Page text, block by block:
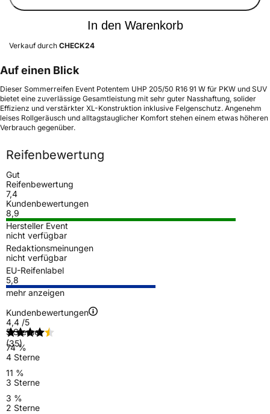
In den Warenkorb
Verkauf durch CHECK24
Auf einen Blick
Dieser Sommerreifen Event Potentem UHP 205/50 R16 91 W für PKW und SUV
bietet eine zuverlässige Gesamtleistung mit sehr guter Nasshaftung, solider
Effizienz und verstärkter XL-Konstruktion inklusive Felgenschutz. Angenehm
leises Rollgeräusch und alltagstauglicher Komfort stehen einem etwas höheren
Verbrauch gegenüber.
Reifenbewertung
Gut
Reifenbewertung
7,4
Kundenbewertungen
8,9
Hersteller Event
nicht verfügbar
Redaktionsmeinungen
nicht verfügbar
EU-Reifenlabel
5,8
mehr anzeigen
Kundenbewertungen
4,4 /5
(35)
5 Sterne
74 %
4 Sterne
11 %
3 Sterne
3 %
2 Sterne